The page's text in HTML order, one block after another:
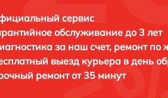
сервис
обслуживание до 3 лет
за наш счет, ремонт по
выезд курьера в день
ремонтот 35 минут